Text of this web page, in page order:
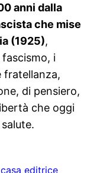
anni dalla
che mise
(1925),
fascismo, i
fratellanza,
di pensiero,
che oggi
editrice